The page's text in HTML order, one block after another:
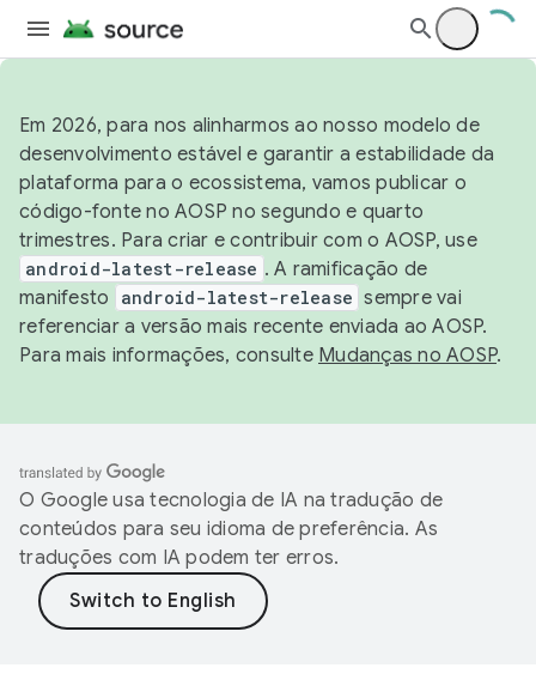
Em 2026, para nos alinharmos ao nosso modelo de
desenvolvimento estável e garantir a estabilidade da
plataforma para o ecossistema, vamos publicar o
código-fonte no AOSP no segundo e quarto
trimestres. Para criar e contribuir com o AOSP, use
android-latest-release . A ramificação de
manifesto
android-latest-release sempre vai
referenciar a versão mais recente enviada ao AOSP.
Para mais informações, consulte Mudanças no AOSP.
O Google usa tecnologia de IA na tradução de
conteúdos para seu idioma de preferência. As
traduções com IA podem ter erros.